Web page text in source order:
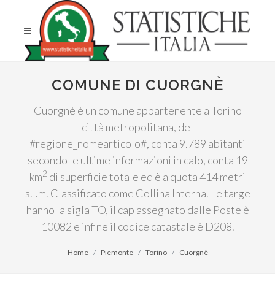
COMUNE DI CUORGNÈ
Cuorgnè è un comune appartenente a Torino
città metropolitana, del
#regione_nomearticolo#, conta 9.789 abitanti
secondo le ultime informazioni in calo, conta 19
km2 di superficie totale ed è a quota 414 metri
s.l.m. Classificato come Collina Interna. Le targe
hanno la sigla TO, il cap assegnato dalle Poste è
10082 e infine il codice catastale è D208.
Home Piemonte Torino Cuorgnè